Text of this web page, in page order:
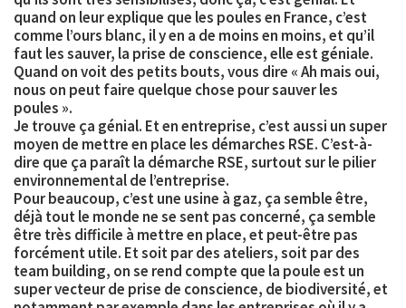
quand on leur explique que les poules en France, c’est
comme l’ours blanc, il y en a de moins en moins, et qu’il
faut les sauver, la prise de conscience, elle est géniale.
Quand on voit des petits bouts, vous dire « Ah mais oui,
nous on peut faire quelque chose pour sauver les
poules ».
Je trouve ça génial. Et en entreprise, c’est aussi un super
moyen de mettre en place les démarches RSE. C’est-à-
dire que ça paraît la démarche RSE, surtout sur le pilier
environnemental de l’entreprise.
Pour beaucoup, c’est une usine à gaz, ça semble être,
déjà tout le monde ne se sent pas concerné, ça semble
être très difficile à mettre en place, et peut-être pas
forcément utile. Et soit par des ateliers, soit par des
team building, on se rend compte que la poule est un
super vecteur de prise de conscience, de biodiversité, et